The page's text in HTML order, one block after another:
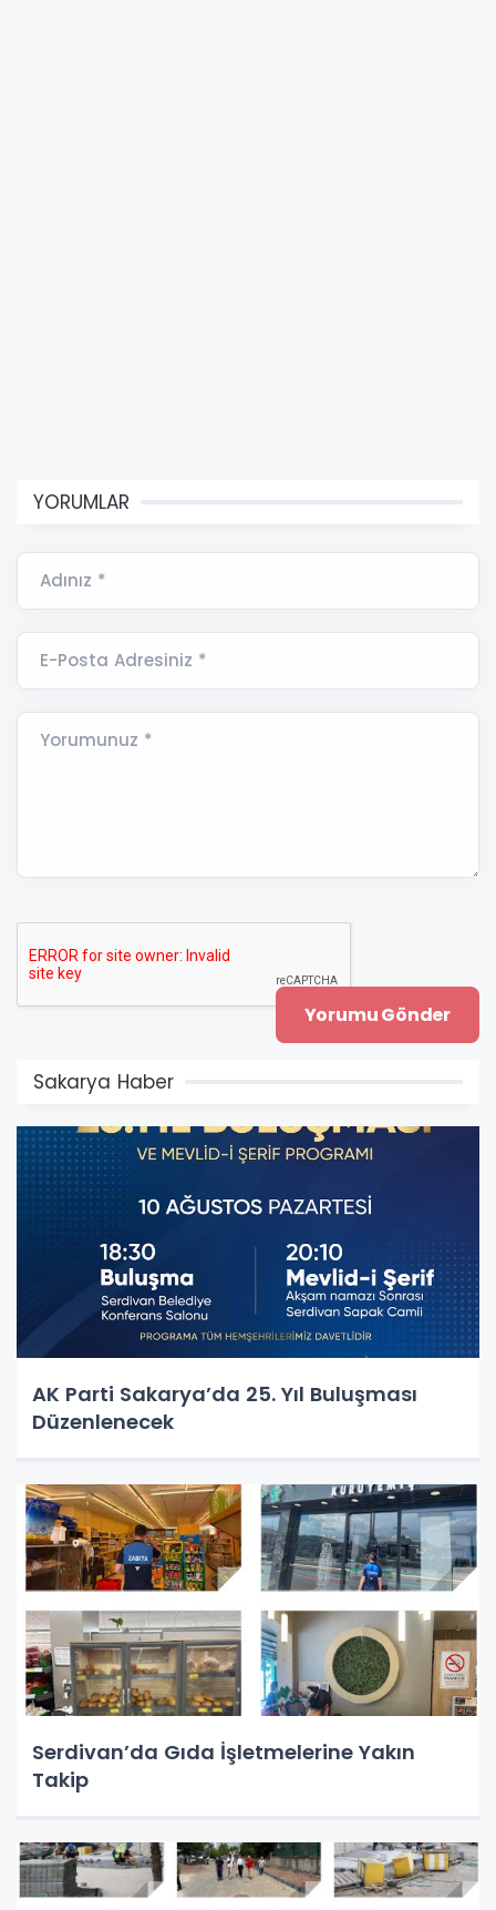
YORUMLAR
Adınız *
E-Posta Adresiniz *
Yorumunuz *
Sakarya Haber
AK Parti Sakarya’da 25. Yıl Buluşması
Düzenlenecek
Serdivan’da Gıda İşletmelerine Yakın
Takip